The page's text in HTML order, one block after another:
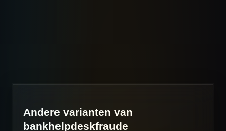
Andere varianten van
bankhelpdeskfraude